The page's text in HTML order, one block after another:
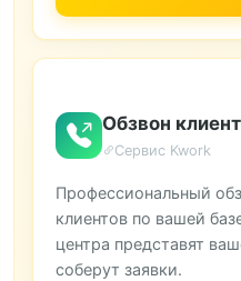
Обзвон
Сервис Kwork
Профессиональный
клиентов по вашей
центра представят
соберут заявки.